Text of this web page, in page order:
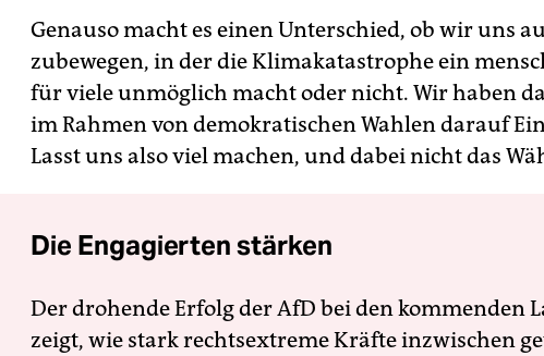
Genauso macht es einen Unterschied, ob wir uns
zubewegen, in der die Klimakatastrophe ein
für viele unmöglich macht oder nicht. Wir haben
im Rahmen von demokratischen Wahlen darauf
Lasst uns also viel machen, und dabei nicht das
Die Engagierten stärken
Der drohende Erfolg der AfD bei den kommenden
zeigt, wie stark rechtsextreme Kräfte inzwischen